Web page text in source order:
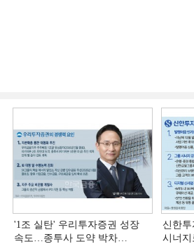
'1조 실탄' 우리투자증권 성장
속도…종투사 도약 박차
신한
시너지